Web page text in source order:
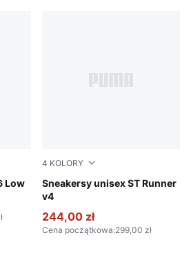
LowGray
4 KOLORY
Sneakersy unisex ST Runner
v4
PUMA White-PUMA Black-
244,00 zł
Cena początkowa:299,00 zł